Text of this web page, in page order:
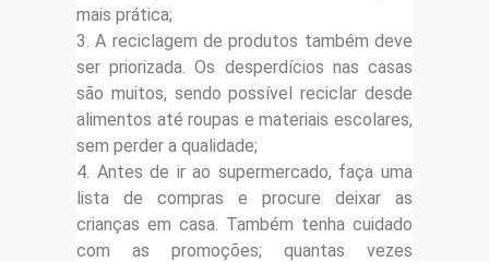
mais prática;
3. A reciclagem de produtos também deve
ser priorizada. Os desperdícios nas casas
são muitos, sendo possível reciclar desde
alimentos até roupas e materiais escolares,
sem perder a qualidade;
4. Antes de ir ao supermercado, faça uma
lista de compras e procure deixar as
crianças em casa. Também tenha cuidado
com as promoções; quantas vezes